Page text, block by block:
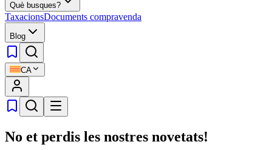
Què busques?
TaxacionsDocuments compravenda
Blog
CA
No et perdis les nostres novetats!